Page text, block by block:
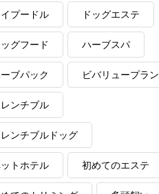
イプードル ドッグエステ
ッグフード ハーブスパ
ブパック ビバリュープラン
ンチブル
ンチブルドッグ
トホテル 初めてのエステ